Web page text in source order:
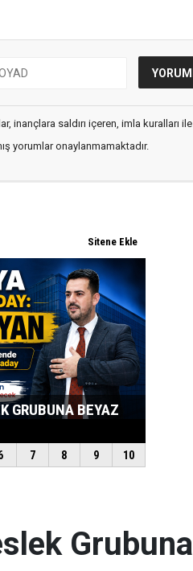
inançlara saldırı içeren, imla kuralları ile
yorumlar onaylanmamaktadır.
Grubuna